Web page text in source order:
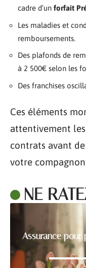
cadre d’un forfait
Les maladies et
remboursements.
Des plafonds de
à 2 500€ selon les
Des franchises
Ces éléments
attentivement
contrats avant
votre
NE
Assurance pour